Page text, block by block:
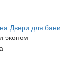
Двери для бани
эконом